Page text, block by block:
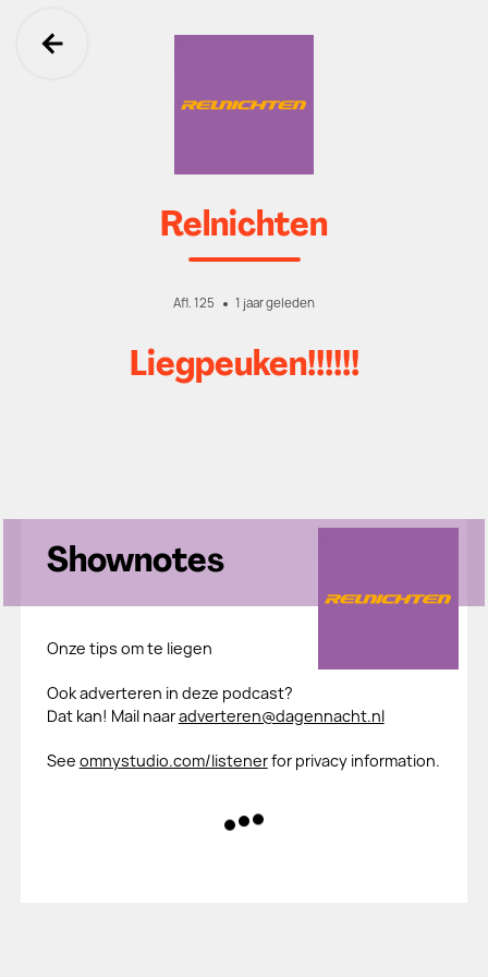
Ga terug
Relnichten
Afl. 125 1 jaar geleden
Liegpeuken!!!!!!
Shownotes
Onze tips om te liegen
Ook adverteren in deze podcast?
Dat kan! Mail naaradverteren@dagennacht.nl
See omnystudio.com/listenerfor privacy information.